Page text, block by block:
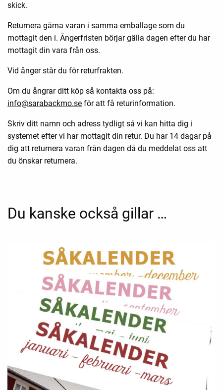
skick.
Returnera gärna varan i samma emballage som du
mottagit den i. Ångerfristen börjar gälla dagen efter du har
mottagit din vara från oss.
Vid ånger står du för returfrakten.
Om du ångrar ditt köp så kontakta oss på:
info@sarabackmo.se för att få returinformation.
Skriv ditt namn och adress tydligt så vi kan hitta dig i
systemet efter vi har mottagit din retur. Du har 14 dagar på
dig att returnera varan från dagen då du meddelat oss att
du önskar returnera.
Du kanske också gillar …